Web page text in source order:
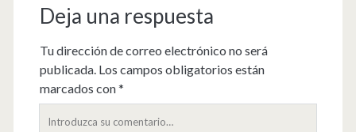
Deja una respuesta
Tu dirección de correo electrónico no será
publicada. Los campos obligatorios están
marcados con*